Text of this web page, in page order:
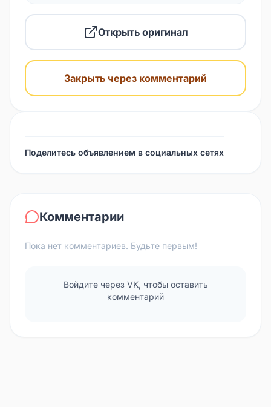
Открыть оригинал
Закрыть через комментарий
Поделитесь объявлением в социальных сетях
Комментарии
Пока нет комментариев. Будьте первым!
Войдите через VK, чтобы оставить
комментарий